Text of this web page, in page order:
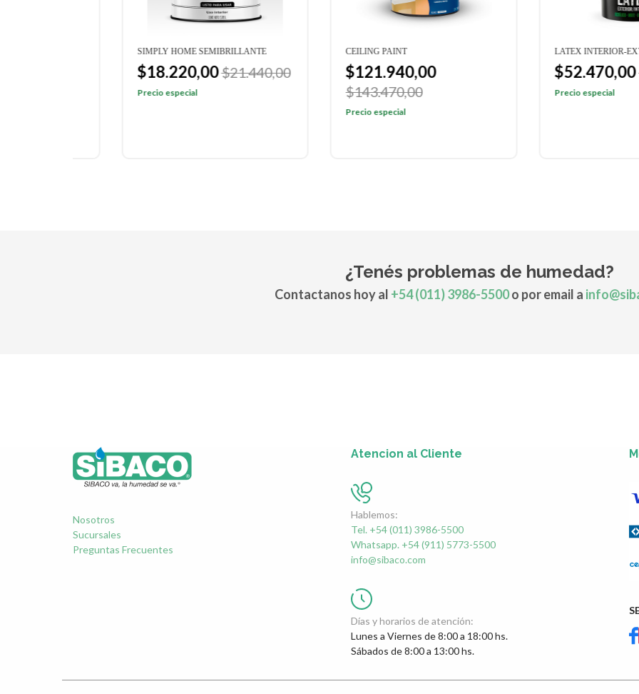
SIMPLY HOME SEMIBRILLANTE
$18.220,00$21.440,00
Precio especial
CEILING PAINT
$121.940,00
$143.470,00
Precio especial
LATEX INTERIOR-EXTERIOR
$52.470,00
Precio especial
¿Tenés problemas de humedad?
Contactanos hoy al +54 (011) 3986-5500o por email a
Nosotros
Sucursales
Preguntas Frecuentes
Atencion al Cliente
Hablemos:
Tel. +54 (011) 3986-5500
Whatsapp. +54 (911) 5773-5500
info@sibaco.com
Días y horarios de atención:
Lunes a Viernes de 8:00 a 18:00 hs.
Sábados de 8:00 a 13:00 hs.